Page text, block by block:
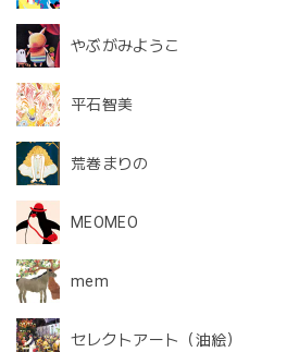
やぶがみようこ
平石智美
荒巻まりの
MEOMEO
mem
セレクトアート（油絵）